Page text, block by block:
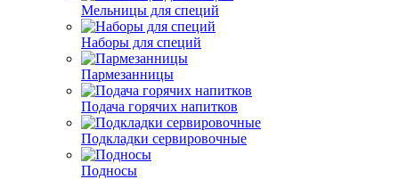
Мельницы для специй
Наборы для специй
Пармезанницы
Подача горячих напитков
Подкладки сервировочные
Подносы